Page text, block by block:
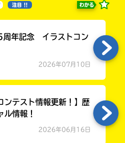
注目 !! わかる
周年記念 イラストコン
2026年07月10日
テスト情報更新！】歴
ル情報！
2026年06月16日